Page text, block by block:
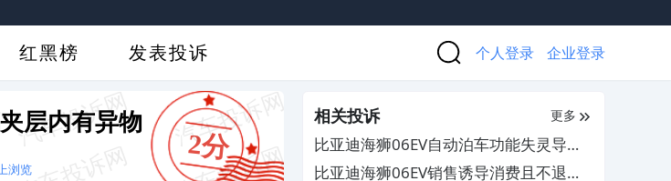
红黑榜 发表投诉 个人登录 企业登录
2分
层内有异物
浏览
相关投诉 更多
比亚迪海狮06EV自动泊车功能失灵导致
撞车，厂家售后推诿不作为
比亚迪海狮06EV销售诱导消费且不退定